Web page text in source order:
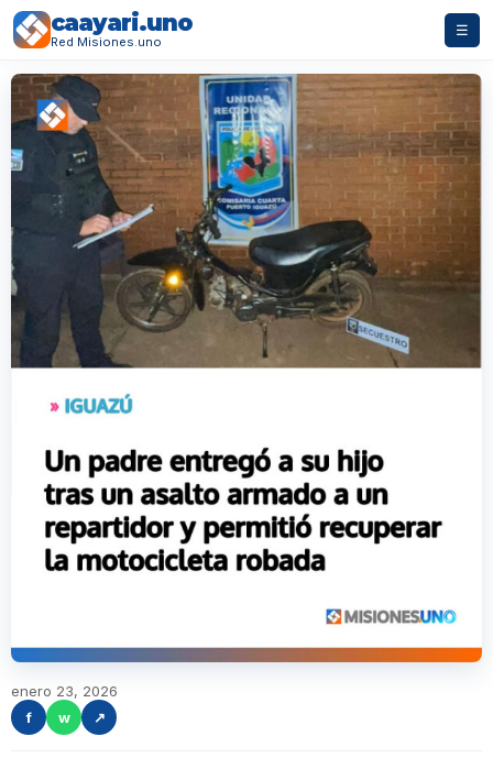
caayari.uno
Red Misiones.uno
☰
enero 23, 2026
f
w ↗